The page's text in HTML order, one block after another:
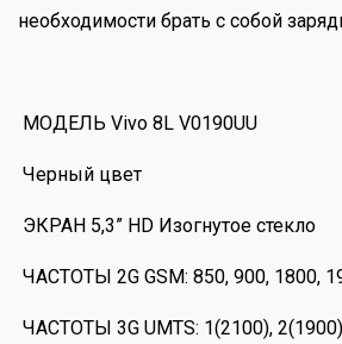
необходимости брать с собой
МОДЕЛЬ Vivo 8L V0190UU
Черный цвет
ЭКРАН 5,3” HD Изогнутое стекло
ЧАСТОТЫ 2G GSM: 850, 900, 1800,
ЧАСТОТЫ 3G UMTS: 1(2100),